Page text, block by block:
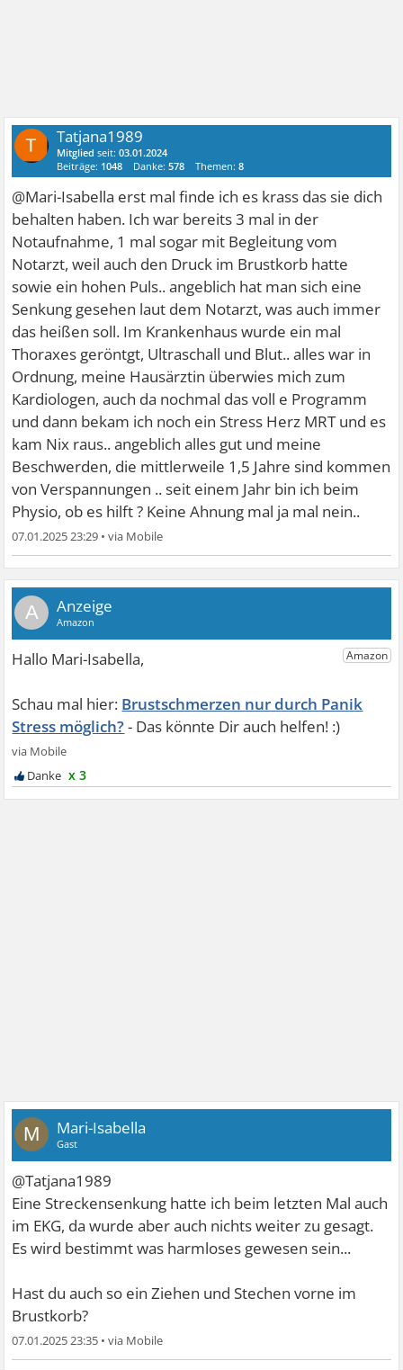
Tatjana1989
Mitglied seit:03.01.2024
Beiträge: 1048 Danke:578 Themen:8
@Mari-Isabella erst mal finde ich es krass das sie dich
behalten haben. Ich war bereits 3 mal in der
Notaufnahme, 1 mal sogar mit Begleitung vom
Notarzt, weil auch den Druck im Brustkorb hatte
sowie ein hohen Puls.. angeblich hat man sich eine
Senkung gesehen laut dem Notarzt, was auch immer
das heißen soll. Im Krankenhaus wurde ein mal
Thoraxes geröntgt, Ultraschall und Blut.. alles war in
Ordnung, meine Hausärztin überwies mich zum
Kardiologen, auch da nochmal das voll e Programm
und dann bekam ich noch ein Stress Herz MRT und es
kam Nix raus.. angeblich alles gut und meine
Beschwerden, die mittlerweile 1,5 Jahre sind kommen
von Verspannungen .. seit einem Jahr bin ich beim
Physio, ob es hilft ? Keine Ahnung mal ja mal nein..
07.01.2025 23:29 •
A
Brustschmerzen nur durch Panik
Stress möglich?
x 3
M Mari-Isabella
Gast
@Tatjana1989
Eine Streckensenkung hatte ich beim letzten Mal auch
im EKG, da wurde aber auch nichts weiter zu gesagt.
Es wird bestimmt was harmloses gewesen sein...
Hast du auch so ein Ziehen und Stechen vorne im
Brustkorb?
07.01.2025 23:35 •